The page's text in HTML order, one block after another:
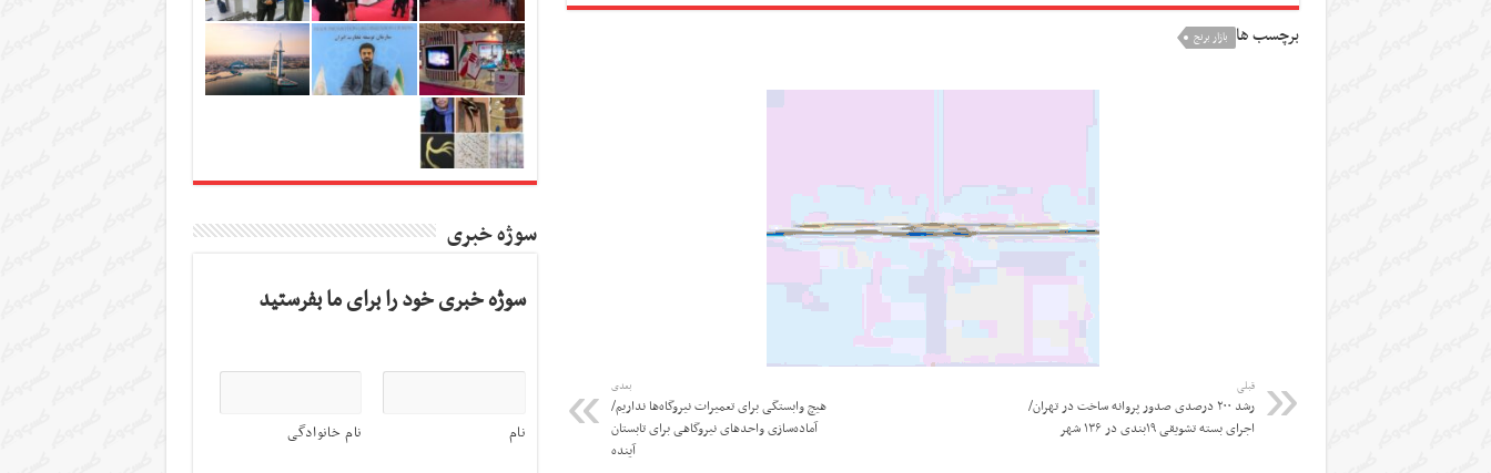
برچسب ها بازار برنج
قبلی
رشد ۲۰۰ درصدی صدور پروانه ساخت در تهران/
اجرای بسته تشویقی ۱۹بندی در ۱۳۶ شهر
بعدی
هیچ وابستگی برای تعمیرات نیروگاه‌ها نداریم/
آماده‌سازی واحدهای نیروگاهی برای تابستان
آینده
سوژه خبری
سوژه خبری خود را برای ما بفرستید
نام نام خانوادگی